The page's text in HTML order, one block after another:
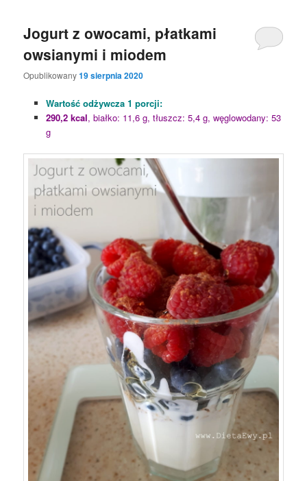
Jogurt z owocami, płatkami
owsianymi i miodem
Opublikowany19 sierpnia 2020
Wartość odżywcza 1 porcji:
290,2 kcal, białko: 11,6 g, tłuszcz: 5,4 g, węglowodany: 53
g